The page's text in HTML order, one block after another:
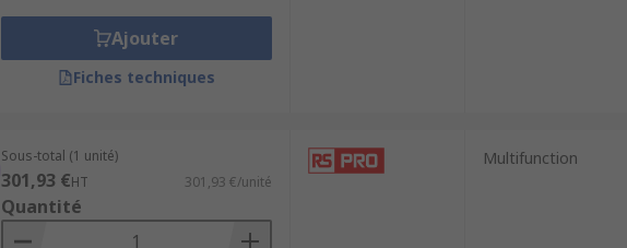
Ajouter
Fiches techniques
Sous-total (1 unité)
301,93 €HT 301,93 €/unité
Quantité
Multifunction